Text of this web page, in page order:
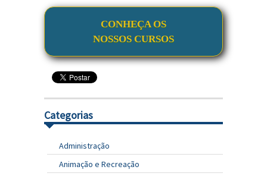
CONHEÇA OS
NOSSOS CURSOS
Categorias
Administração
Animação e Recreação